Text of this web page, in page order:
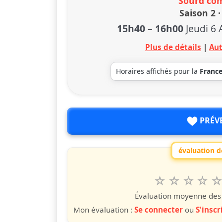
Saison 2
15h40– 16h00 Jeudi 6
Plus de détails |
Horaires affichés pour la
évaluation
Valuta 6
5
4
étoiles
3
étoiles
2
étoiles
étoile
Évaluation moyenne
Mon évaluation : Se connecterou